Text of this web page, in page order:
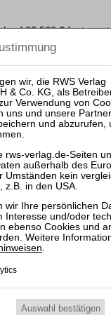
auf 32.500 ?
deckt keinen
aufgeworfenen
unangefochtenen
im Rang des § 38
einer
unter der
entfällt eine
Gläubiger befriedigt
des Schuldners
es keinen
ihnen zustehenden
.
Auswahl bestätigen